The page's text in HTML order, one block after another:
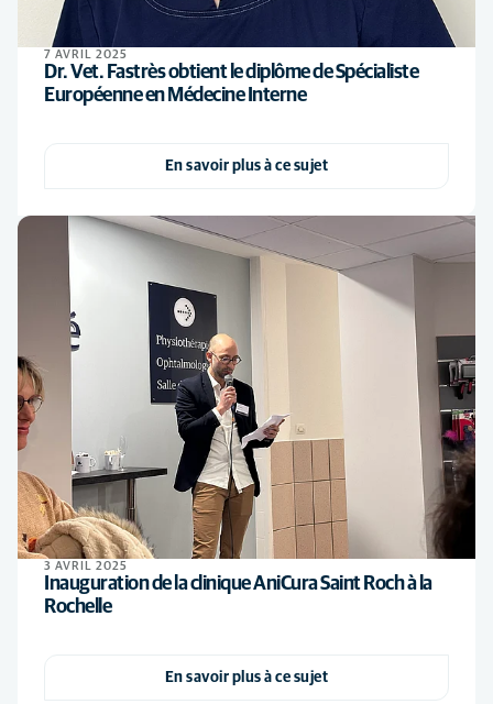
7 AVRIL 2025
Dr. Vet. Fastrès obtient le diplôme de Spécialiste
Européenne en Médecine Interne
En savoir plus à ce sujet
3 AVRIL 2025
Inauguration de la clinique AniCura Saint Roch à la
Rochelle
En savoir plus à ce sujet